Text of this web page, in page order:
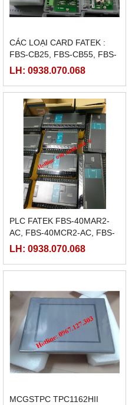
CÁC LOẠI CARD FATEK :
FBS-CB25, FBS-CB55, FBS-
CB2, FBS-CB5
LH: 0938.070.068
PLC FATEK FBS-40MAR2-
AC, FBS-40MCR2-AC, FBS-
40MCRT-AC, FBS-40MART-
LH: 0938.070.068
MCGSTPC TPC1162HII